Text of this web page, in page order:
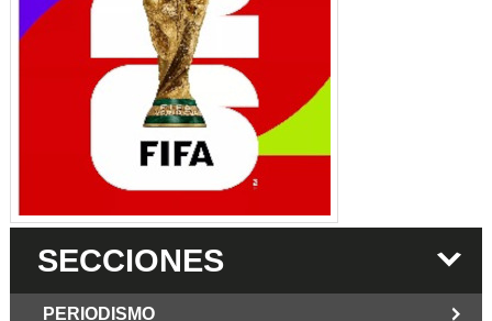
SECCIONES
PERIODISMO